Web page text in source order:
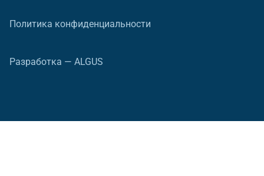
Политика конфиденциальности
Разработка — ALGUS